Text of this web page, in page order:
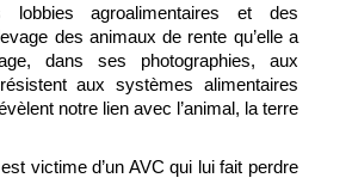
lobbies agroalimentaires et des
des animaux de rente qu’elle a
dans ses photographies, aux
aux systèmes alimentaires
notre lien avec l’animal, la terre
victime d’un AVC qui lui fait perdre